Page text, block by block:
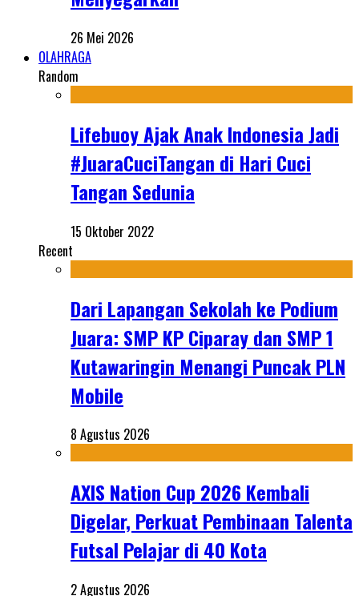
26 Mei 2026
OLAHRAGA
Random
Lifebuoy Ajak Anak Indonesia Jadi
#JuaraCuciTangan di Hari Cuci
Tangan Sedunia
15 Oktober 2022
Recent
Dari Lapangan Sekolah ke Podium
Juara: SMP KP Ciparay dan SMP 1
Kutawaringin Menangi Puncak PLN
Mobile
8 Agustus 2026
AXIS Nation Cup 2026 Kembali
Digelar, Perkuat Pembinaan Talenta
Futsal Pelajar di 40 Kota
2 Agustus 2026